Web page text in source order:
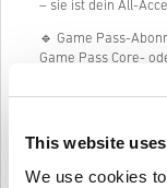
This website
We use cookies
– sie ist dein All-
🔹 Game Pass-
Game Pass Core-
neuesten Xbox-
Auswahl an
Konsolen,